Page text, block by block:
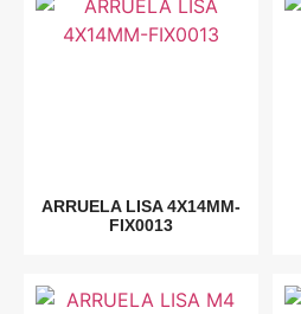
ARRUELA LISA 4X14MM-
FIX0013